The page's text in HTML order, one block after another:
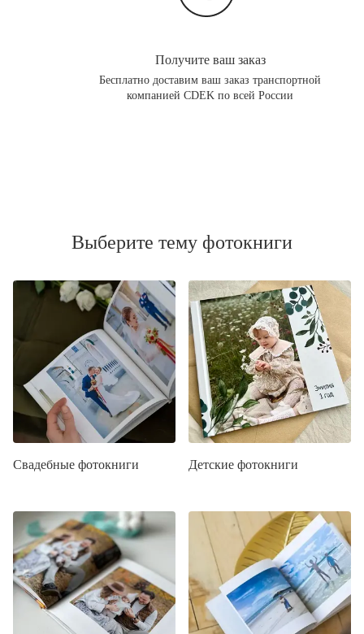
Получите ваш заказ
Бесплатно доставим ваш заказ транспортной
компанией CDEK по всей России
Выберите тему фотокниги
Свадебные фотокниги Детские фотокниги